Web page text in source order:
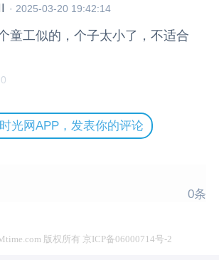
· 2025-03-20 19:42:14
童工似的，个子太小了，不适合
0
光网APP，发表你的评论
0条
版权所有 京ICP备06000714号-2